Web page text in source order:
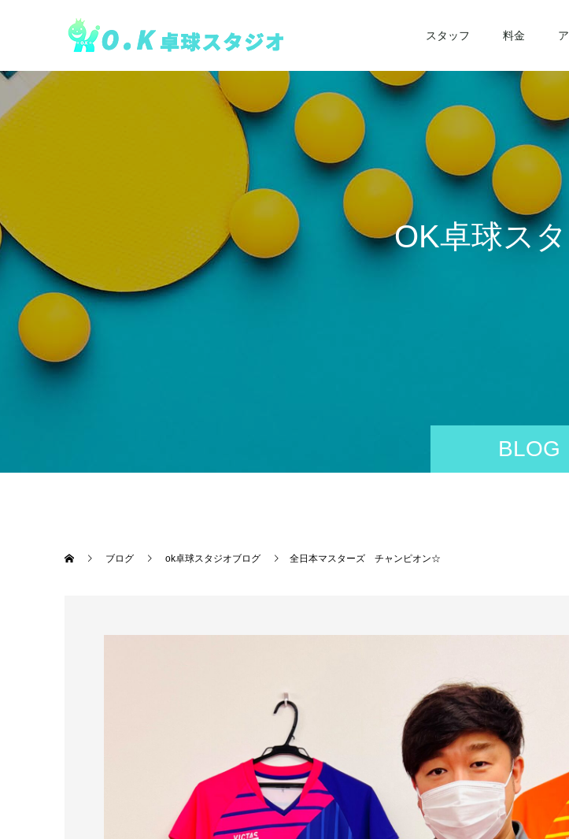
スタッフ 料金
BLOG
O K 卓球スタ
活動を掲
ブログ ok卓球スタジオブログ 全日本マスターズ チャンピオン☆